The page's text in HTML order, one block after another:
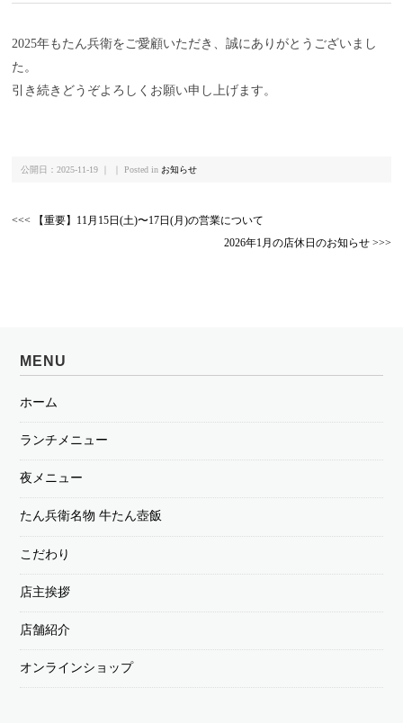
2025年もたん兵衛をご愛顧いただき、誠にありがとうございまし
た。
引き続きどうぞよろしくお願い申し上げます。
公開日：2025-11-19 ｜ ｜ Posted in お知らせ
<<< 【重要】11月15日(土)〜17日(月)の営業について
2026年1月の店休日のお知らせ >>>
MENU
ホーム
ランチメニュー
夜メニュー
たん兵衛名物 牛たん壺飯
こだわり
店主挨拶
店舗紹介
オンラインショップ